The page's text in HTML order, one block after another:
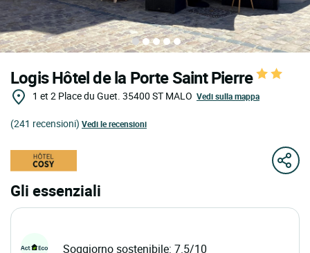
Logis Hôtel de la Porte Saint Pierre
1 et 2 Place du Guet. 35400 ST MALO Vedi sulla mappa
(241 recensioni) Vedi le recensioni
Gli essenziali
Soggiorno sostenibile: 7.5/10